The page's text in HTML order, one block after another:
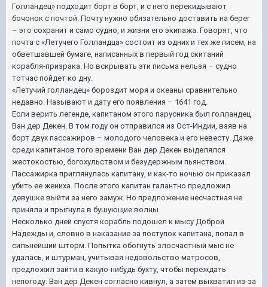
Голландец» подходит борт в борт, и с него перекидывают
бочонок с почтой. Почту нужно обязательно доставить на берег
– это сохранит и само судно, и жизни его экипажа. Говорят, что
почта с «Летучего Голландца» состоит из одних и тех же писем, на
обветшавшей бумаге, написанных в первый год скитаний
корабля-призрака. Но вскрывать эти письма нельзя – судно
тотчас пойдет ко дну.
«Летучий голландец» бороздит моря и океаны сравнительно
недавно. Называют и дату его появления – 1641 год.
Если верить легенде, капитаном этого парусника был голландец
Ван дер Декен. В том году он отправился из Ост-Индии, взяв на
борт двух пассажиров – молодого человека и его невесту. Даже
среди капитанов того времени Ван дер Декен выделялся
жестокостью, богохульством и безудержным пьянством.
Пассажирка приглянулась капитану, и как-то ночью он приказал
убить ее жениха. После этого капитан галантно предложил
девушке выйти за него замуж. Но предложение несчастная не
приняла и прыгнула в бушующие волны.
Несколько дней спустя корабль подошел к мысу Доброй
Надежды и, словно в наказание за поступок капитана, попал в
сильнейший шторм. Попытка обогнуть злосчастный мыс не
удалась, и штурман, учитывая недовольство матросов,
предложил зайти в какую-нибудь бухту, чтобы переждать
непогоду. Ван дер Декен согласно кивнул, а затем выхватил из-за